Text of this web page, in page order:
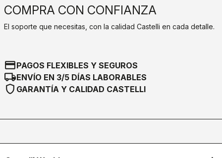
COMPRA CON CONFIANZA
El soporte que necesitas, con la calidad Castelli en cada detalle.
credit_cardPAGOS FLEXIBLES Y SEGUROS
local_shippingENVÍO EN 3/5 DÍAS LABORABLES
shield GARANTÍA Y CALIDAD CASTELLI